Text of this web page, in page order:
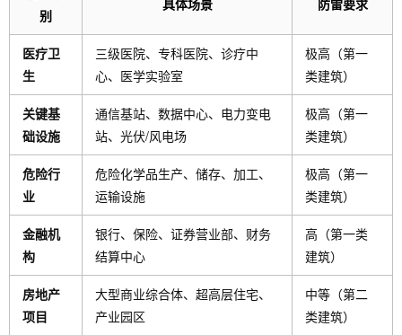
别
具体场景 防雷要求
医疗卫
生
三级医院、专科医院、诊疗中
心、医学实验室
极高（第一
类建筑）
关键基
础设施
通信基站、数据中心、电力变电
站、光伏/风电场
极高（第一
类建筑）
危险行
业
危险化学品生产、储存、加工、
运输设施
极高（第一
类建筑）
金融机
构
银行、保险、证券营业部、财务
结算中心
高（第一类
建筑）
房地产
项目
大型商业综合体、超高层住宅、
产业园区
中等（第二
类建筑）